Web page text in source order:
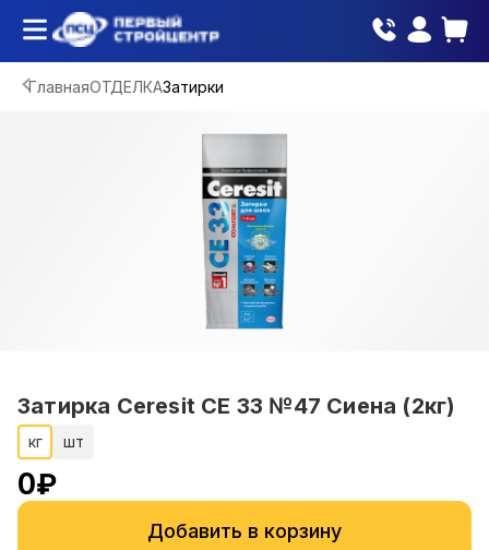
ГлавнаяОТДЕЛКАЗатирки
Затирка Ceresit СЕ 33 №47 Сиена (2кг)
кг шт
0₽
Добавить в корзину